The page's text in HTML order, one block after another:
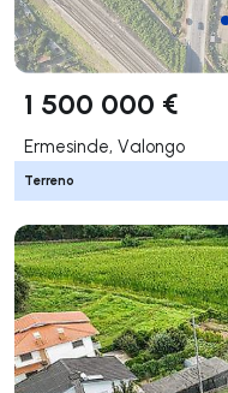
1 500 000 €
Ermesinde, Valongo
Terreno